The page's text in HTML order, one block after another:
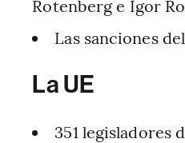
Rotenberg e Igor
Las sanciones
La UE
351 legisladores